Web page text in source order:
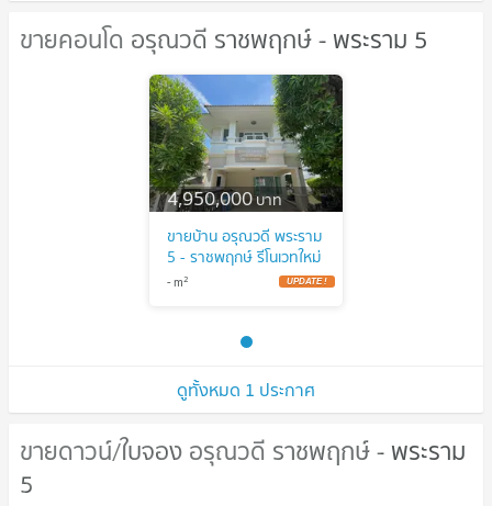
ขายคอนโด อรุณวดี ราชพฤกษ์ - พระราม 5
ดูทั้งหมด 1 ประกาศ
ขายคอนโด อรุณวดี ราชพฤกษ์ -
4,950,000บาท
ขายบ้าน อรุณวดี พระราม
5 - ราชพฤกษ์ รีโนเวทใหม่
บางกร่าง เมืองนนทบุรี
@connexproperty ตอบ
-m2
ขายดาวน์/ใบจอง อรุณวดี ราชพฤกษ์ - พระราม
5
ขายดาวน์/ใบจอง อรุณวดี ราชพฤกษ์ -
พระราม 5